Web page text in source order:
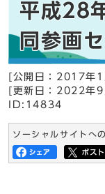
平成28
同参画
[公開日： 2017年1
[更新日： 2022年9
ID:14834
ソーシャルサイトへ